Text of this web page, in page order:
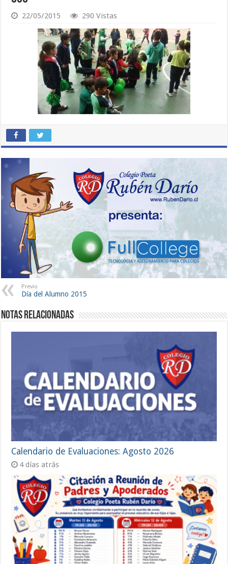
22/05/2015 290 Vistas
Previo
Día del Alumno 2015
Notas Relacionadas
Calendario de Evaluaciones: Agosto 2026
4 días atrás